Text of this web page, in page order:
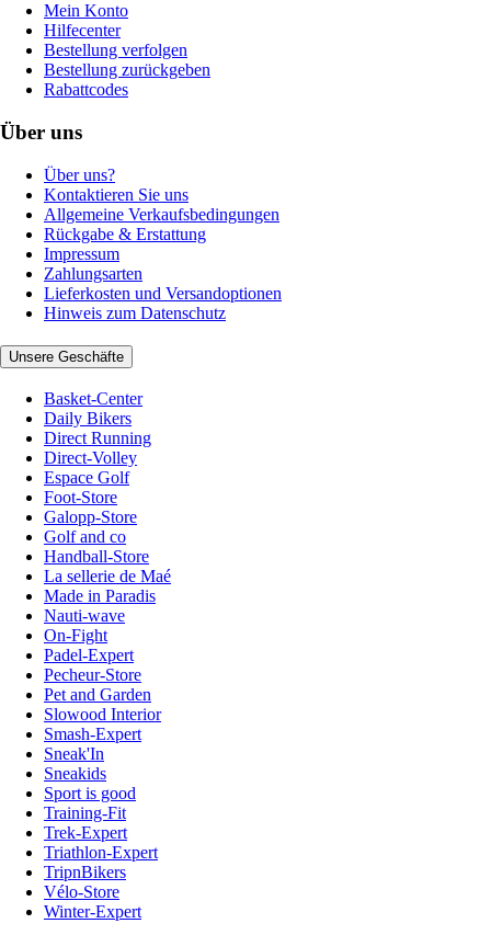
Mein Konto
Hilfecenter
Bestellung verfolgen
Bestellung zurückgeben
Rabattcodes
Über uns
Über uns?
Kontaktieren Sie uns
Allgemeine Verkaufsbedingungen
Rückgabe & Erstattung
Impressum
Zahlungsarten
Lieferkosten und Versandoptionen
Hinweis zum Datenschutz
Unsere Geschäfte
Basket-Center
Daily Bikers
Direct Running
Direct-Volley
Espace Golf
Foot-Store
Galopp-Store
Golf and co
Handball-Store
La sellerie de Maé
Made in Paradis
Nauti-wave
On-Fight
Padel-Expert
Pecheur-Store
Pet and Garden
Slowood Interior
Smash-Expert
Sneak'In
Sneakids
Sport is good
Training-Fit
Trek-Expert
Triathlon-Expert
TripnBikers
Vélo-Store
Winter-Expert